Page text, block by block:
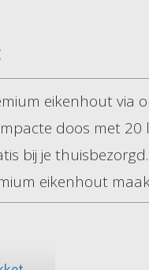
eikenhout via
doos met
bij je
eikenhout